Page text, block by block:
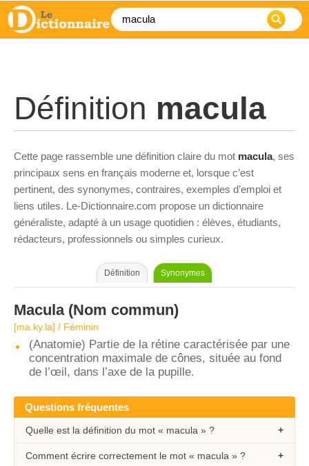
Définition macula
Cette page rassemble une définition claire du mot macula, ses
principaux sens en français moderne et, lorsque c’est
pertinent, des synonymes, contraires, exemples d’emploi et
liens utiles. Le-Dictionnaire.com propose un dictionnaire
généraliste, adapté à un usage quotidien : élèves, étudiants,
rédacteurs, professionnels ou simples curieux.
Définition Synonymes
Macula(Nom commun)
[ma.ky.la] / Féminin
(Anatomie) Partie de la rétine caractérisée par une
concentration maximale de cônes, située au fond
de l’œil, dans l’axe de la pupille.
Questions fréquentes
Quelle est la définition du mot « macula » ?
Comment écrire correctement le mot « macula » ?